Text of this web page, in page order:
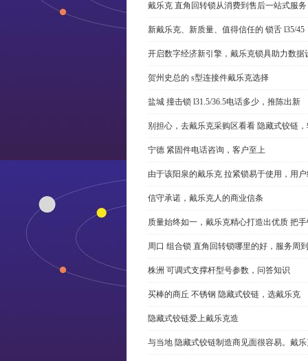
戴乐克 直角回转锁从消费到售后一站式服务
新戴乐克、新质量、值得信任的 锁舌 l35/45
开启数字经济新引擎，戴乐克锁具助力数据
贺州史总的 s型连接件戴乐克选择
盐城 撞击锁 l31.5/36.5电话多少，推陈出新
别担心，去戴乐克采购区看看 隐藏式铰链
宁德 紧固件电话咨询，客户至上
由于该阳泉的戴乐克 拉紧锁易于使用，用
信守承诺，戴乐克人的商业信条
质量始终如一，戴乐克精心打造出优质 把
周口 组合锁 直角回转锁哪里的好，服务周到
株洲 可调式支撑杆型号参数，问答知识
买棒的商丘 不锈钢 隐藏式铰链，选戴乐克
隐藏式铰链爱上戴乐克造
与当地 隐藏式铰链制造商见面很容易。戴